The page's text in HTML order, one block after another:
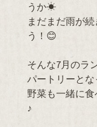
うか☀
まだまだ雨が
う！😊
そんな7月のラ
パートリーとな
野菜も一緒に
♪